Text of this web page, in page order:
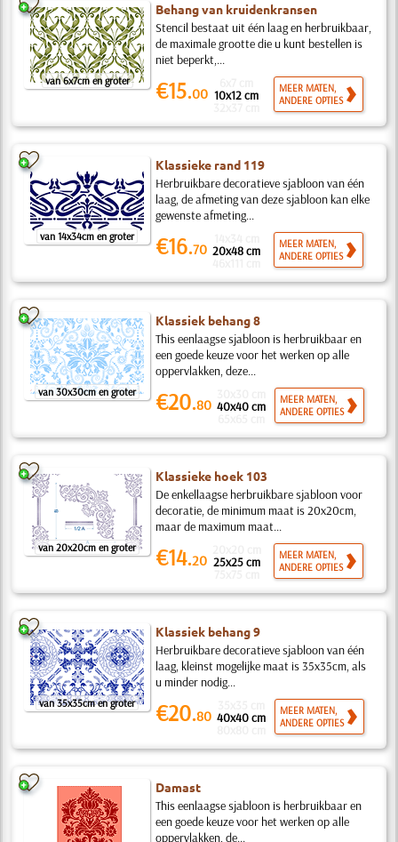
van 6x7cm en groter
Behang van kruidenkransen
Stencil bestaat uit één laag en herbruikbaar,
de maximale grootte die u kunt bestellen is
niet beperkt,...
€15.00 10x12 cm
MEER MATEN,
ANDERE OPTIES
van 14x34cm en groter
Klassieke rand 119
Herbruikbare decoratieve sjabloon van één
laag, de afmeting van deze sjabloon kan elke
gewenste afmeting...
€16.70 20x48 cm
MEER MATEN,
ANDERE OPTIES
van 30x30cm en groter
Klassiek behang 8
This eenlaagse sjabloon is herbruikbaar en
een goede keuze voor het werken op alle
oppervlakken, deze...
€20.80 40x40 cm
MEER MATEN,
ANDERE OPTIES
van 20x20cm en groter
Klassieke hoek 103
De enkellaagse herbruikbare sjabloon voor
decoratie, de minimum maat is 20x20cm,
maar de maximum maat...
€14.20 25x25 cm
MEER MATEN,
ANDERE OPTIES
van 35x35cm en groter
Klassiek behang 9
Herbruikbare decoratieve sjabloon van één
laag, kleinst mogelijke maat is 35x35cm, als
u minder nodig...
€20.80 40x40 cm
MEER MATEN,
ANDERE OPTIES
Damast
This eenlaagse sjabloon is herbruikbaar en
een goede keuze voor het werken op alle
oppervlakken, de...